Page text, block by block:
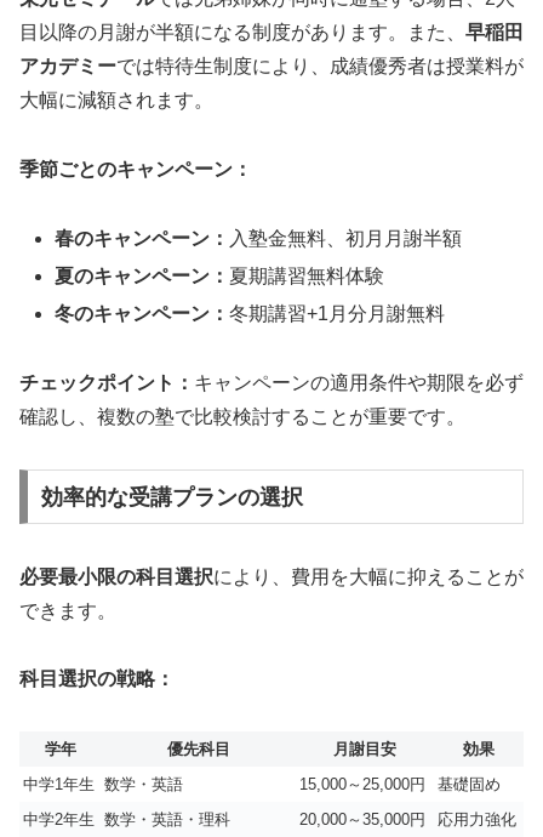
目以降の月謝が半額になる制度があります。また、 早稲田
アカデミーでは特待生制度により、成績優秀者は授業料が
大幅に減額されます。
季節ごとのキャンペーン：
春のキャンペーン： 入塾金無料、初月月謝半額
夏のキャンペーン： 夏期講習無料体験
冬のキャンペーン：冬期講習+1月分月謝無料
チェックポイント： キャンペーンの適用条件や期限を必ず
確認し、複数の塾で比較検討することが重要です。
効率的な受講プランの選択
必要最小限の科目選択により、費用を大幅に抑えることが
できます。
科目選択の戦略：
学年 優先科目 月謝目安
効果
中学1年生 数学・英語 15,000～25,000円
基礎固め
中学2年生 数学・英語・理科 20,000～35,000円
応用力強化